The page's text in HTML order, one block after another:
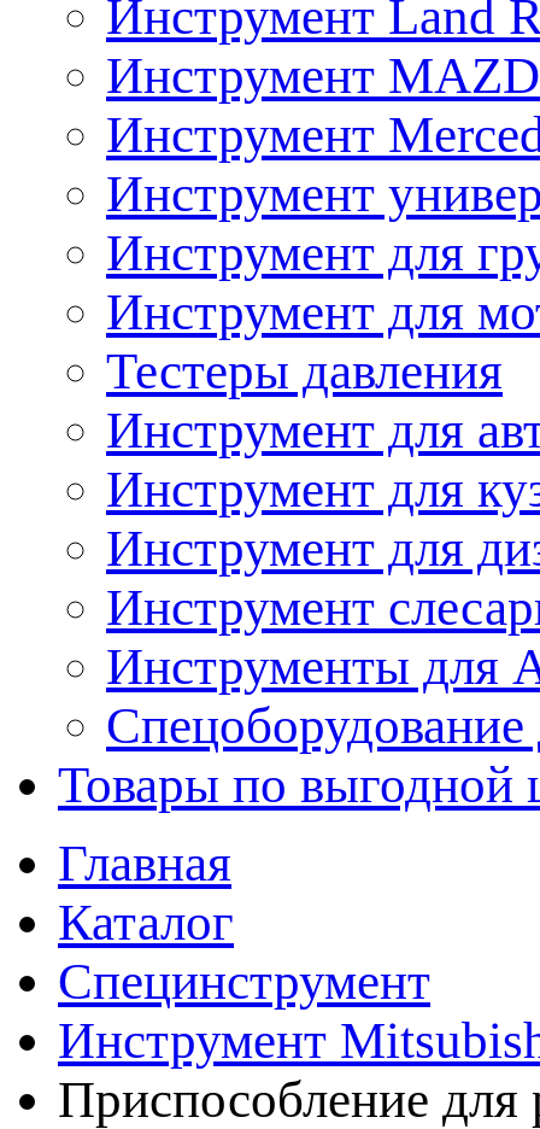
Инструмент Land
Инструмент
Инструмент
Инструмент
Инструмент для
Инструмент для
Тестеры давления
Инструмент для
Инструмент для
Инструмент для
Инструмент
Инструменты
Спецоборудование
Товары по выгодной
Главная
Каталог
Специнструмент
Инструмент
Приспособление